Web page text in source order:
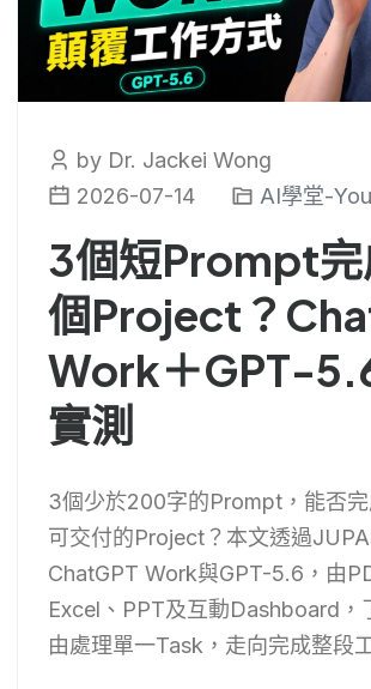
by Dr. Jackei Wong
2026-07-14
AI學堂-
3個短Prompt完
個Project？
Work＋GPT-
實測
3個少於200字的Prompt，能否
可交付的Project？本文透過
ChatGPT Work與GPT-5.6，由
Excel、PPT及互動Dashboard，
由處理單一Task，走向完成整段